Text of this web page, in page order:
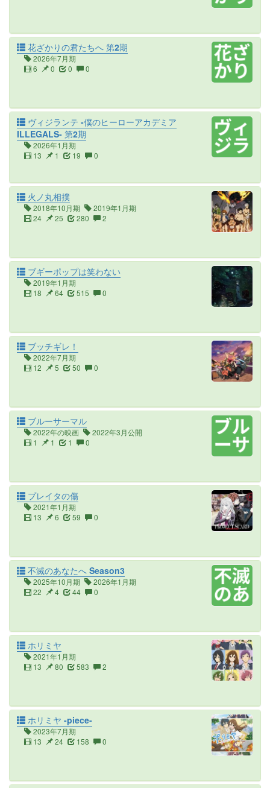
花ざかりの君たちへ 第2期
2026年7月期
6
0 0 0
ヴィジランテ -僕のヒーローアカデミア
ILLEGALS- 第2期
2026年1月期
13
1 19 0
火ノ丸相撲
2018年10月期
2019年1月期
24
25 280 2
ブギーポップは笑わない
2019年1月期
18
64 515 0
ブッチギレ！
2022年7月期
12
5 50 0
ブルーサーマル
2022年の映画
2022年3月公開
1
1 1 0
プレイタの傷
2021年1月期
13
6 59 0
不滅のあなたへ Season3
2025年10月期
2026年1月期
22
4 44 0
ホリミヤ
2021年1月期
13
80 583 2
ホリミヤ -piece-
2023年7月期
13
24 158 0